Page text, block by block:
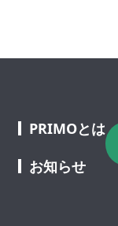
PRIMOとは
お知らせ